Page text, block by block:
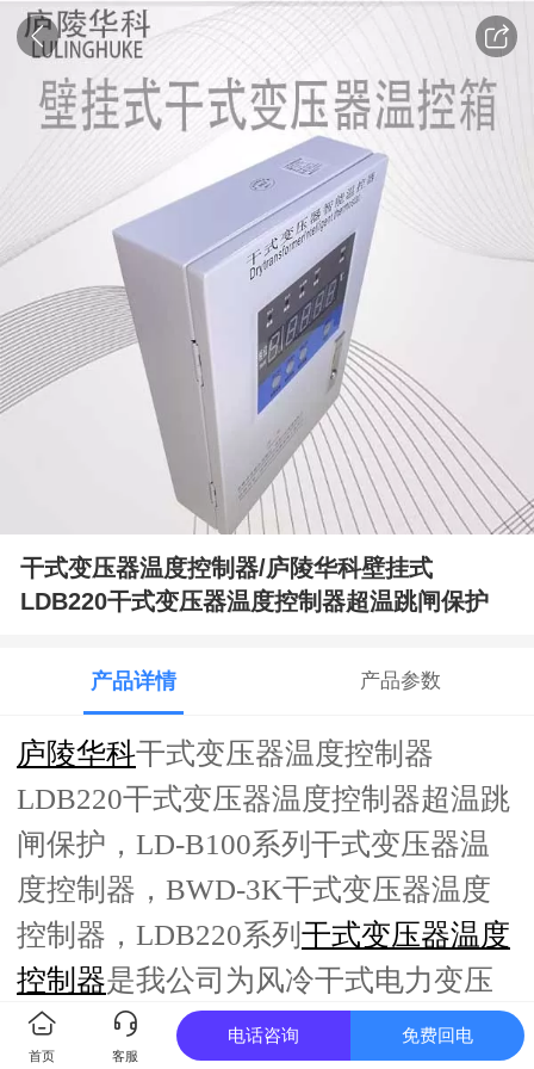
干式变压器温度控制器/庐陵华科壁挂式
LDB220干式变压器温度控制器超温跳闸保护
产品详情 产品参数
庐陵华科干式变压器温度控制器
LDB220干式变压器温度控制器超温跳
闸保护，LD-B100系列干式变压器温
度控制器，BWD-3K干式变压器温度
控制器，LDB220系列 干式变压器温度
控制器是我公司为风冷干式电力变压
器可靠运行而设计的新一代多功能型
首页 客服
电话咨询 免费回电